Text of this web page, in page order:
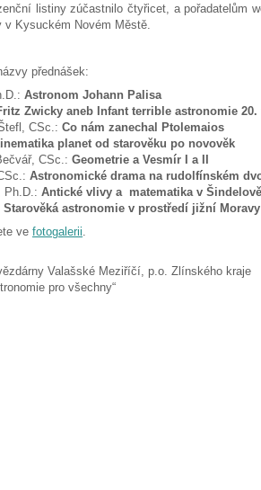
listiny zúčastnilo čtyřicet, a pořadatelům
v Kysuckém Novém Městě.
přednášek:
Astronom Johann Palisa
Zwicky aneb Infant terrible astronomie 20.
CSc.: Co nám zanechal Ptolemaios
planet od starověku po novověk
CSc.: Geometrie a Vesmír I a II
Astronomické drama na rudolfínském
Ph.D.: Antické vlivy a matematika v
Starověká astronomie v prostředí jižní Moravy
ve fotogalerii.
Valašské Meziříčí, p.o. Zlínského kraje
pro všechny“